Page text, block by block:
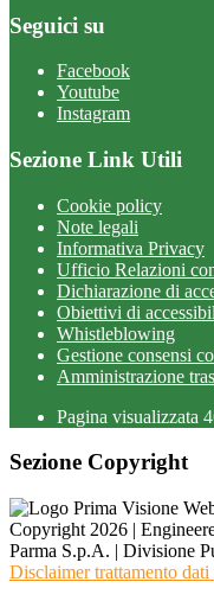
Seguici su
Facebook
Youtube
Instagram
Sezione Link Utili
Cookie policy
Note legali
Informativa Privacy
Ufficio Relazioni
Dichiarazione di
Obiettivi di
Whistleblowing
Gestione consensi
Amministrazione
Pagina visualizzata
Sezione Copyright
Copyright 2026 |
Parma S.p.A. | Divisione
Disclaimer trattamento dati